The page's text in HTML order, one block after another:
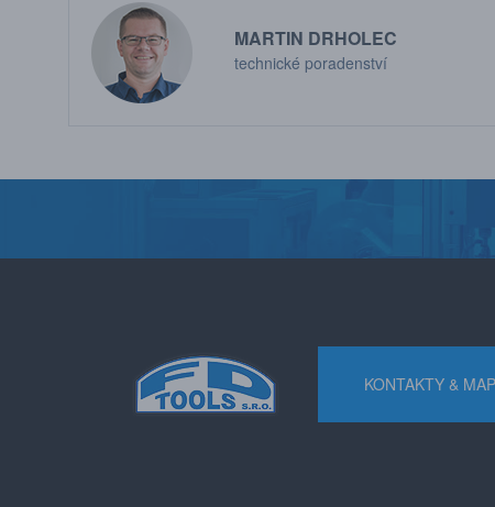
MARTIN DRHOLEC
technické poradenství
KONTAKTY &